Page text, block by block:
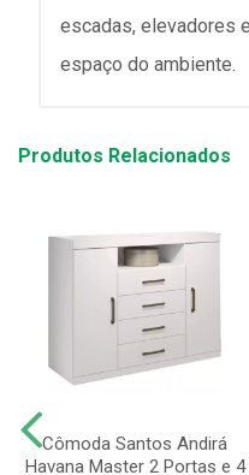
escadas, elevadores
espaço do ambiente.
Produtos Relacionados
Cômoda Santos Andirá
Havana Master 2 Portas e 4